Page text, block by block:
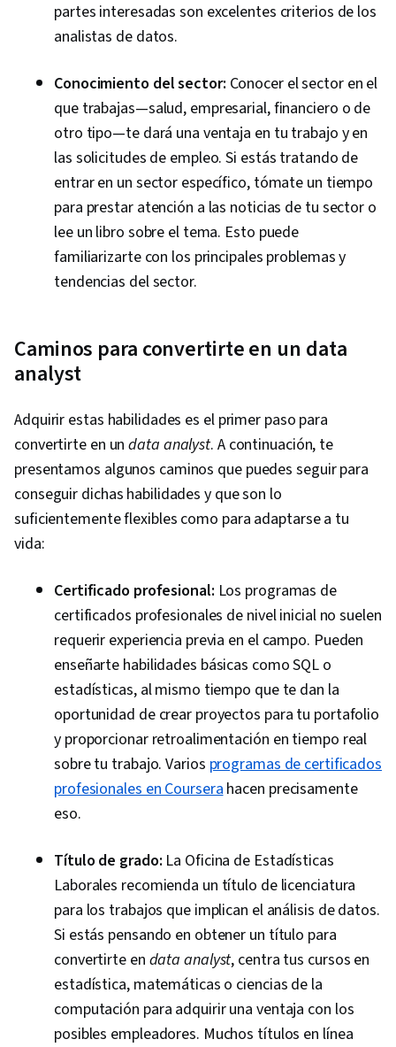
partes interesadas son excelentes criterios de los
analistas de datos.
Conocimiento del sector: Conocer el sector en el
que trabajas—salud, empresarial, financiero o de
otro tipo—te dará una ventaja en tu trabajo y en
las solicitudes de empleo. Si estás tratando de
entrar en un sector específico, tómate un tiempo
para prestar atención a las noticias de tu sector o
lee un libro sobre el tema. Esto puede
familiarizarte con los principales problemas y
tendencias del sector.
Caminos para convertirte en un data
analyst
Adquirir estas habilidades es el primer paso para
convertirte en undata analyst. A continuación, te
presentamos algunos caminos que puedes seguir para
conseguir dichas habilidades y que son lo
suficientemente flexibles como para adaptarse a tu
vida:
Certificado profesional: Los programas de
certificados profesionales de nivel inicial no suelen
requerir experiencia previa en el campo. Pueden
enseñarte habilidades básicas como SQL o
estadísticas, al mismo tiempo que te dan la
oportunidad de crear proyectos para tu portafolio
y proporcionar retroalimentación en tiempo real
sobre tu trabajo. Varios programas de certificados
profesionales en Courserahacen precisamente
eso.
Título de grado: La Oficina de Estadísticas
Laborales recomienda un título de licenciatura
para los trabajos que implican el análisis de datos.
Si estás pensando en obtener un título para
convertirte en data analyst, centra tus cursos en
estadística, matemáticas o ciencias de la
computación para adquirir una ventaja con los
posibles empleadores. Muchos títulos en línea